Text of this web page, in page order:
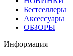
Бестселлеры
Аксессуары
ОБЗОРЫ
Информация